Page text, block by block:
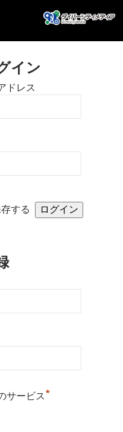
イン
ドレス
する
サービス*